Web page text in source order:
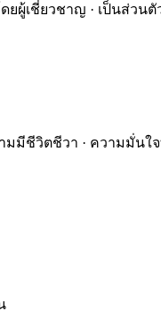
ผู้เชี่ยวชาญ · เป็นส่วนตั
มีชีวิตชีวา · ความมั่นใ